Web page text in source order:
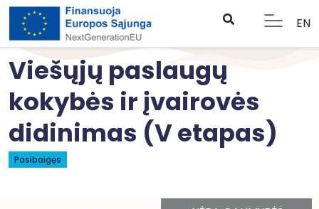
EN
Viešųjų paslaugų
kokybės ir įvairovės
didinimas (V etapas)
Pasibaigęs